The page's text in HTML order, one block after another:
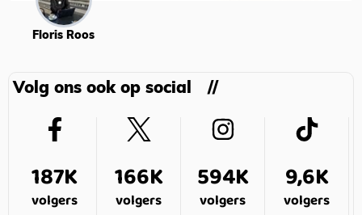
Floris Roos
Volg ons ook op social
187K
volgers
166K
volgers
594K
volgers
9,6K
volgers